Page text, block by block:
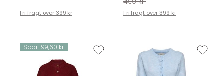
Fri fragt over 399 kr Fri fragt over 399 kr
Spar 199,60 kr.